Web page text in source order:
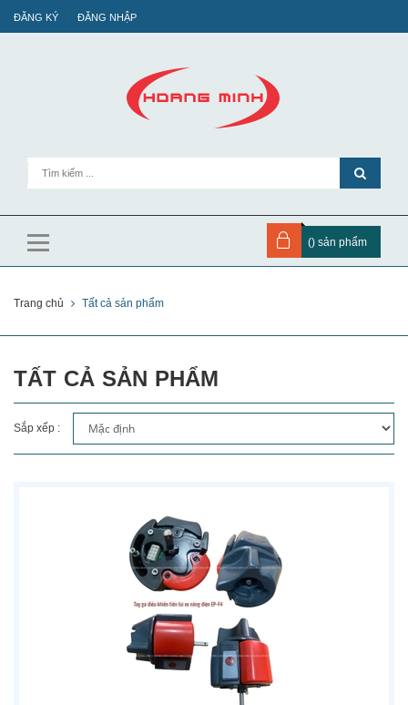
ĐĂNG KÝ ĐĂNG NHẬP
() sản phẩm
Trang chủ Tất cả sản phẩm
TẤT CẢ SẢN PHẨM
Sắp xếp :